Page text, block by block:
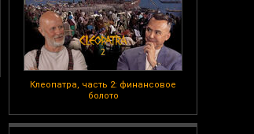
Клеопатра, часть 2: финансовое
болото